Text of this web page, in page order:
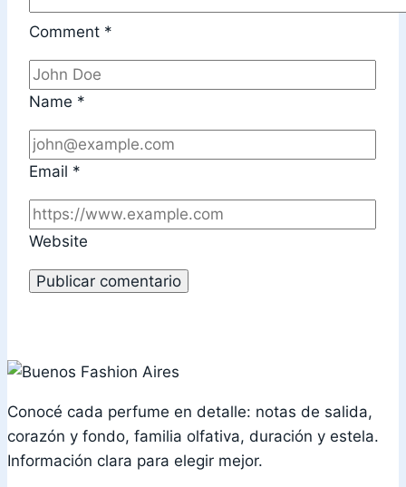
Comment *
Name *
Email *
Website
Conocé cada perfume en detalle: notas de salida,
corazón y fondo, familia olfativa, duración y estela.
Información clara para elegir mejor.